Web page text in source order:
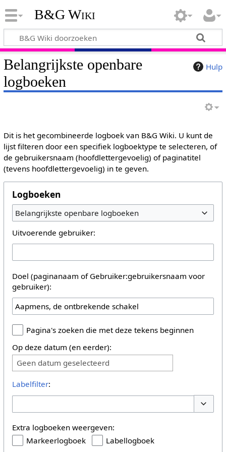
B&G Wiki
Hulp
Belangrijkste openbare
logboeken
Dit is het gecombineerde logboek van B&G Wiki. U kunt de
lijst filteren door een specifiek logboektype te selecteren, of
de gebruikersnaam (hoofdlettergevoelig) of paginatitel
(tevens hoofdlettergevoelig) in te geven.
Logboeken
Belangrijkste openbare logboeken
Uitvoerende gebruiker:
Doel (paginanaam of Gebruiker:gebruikersnaam voor
gebruiker):
Pagina's zoeken die met deze tekens beginnen
Op deze datum (en eerder):
Geen datum geselecteerd
Labelfilter:
Extra logboeken weergeven:
Markeerlogboek
Labellogboek